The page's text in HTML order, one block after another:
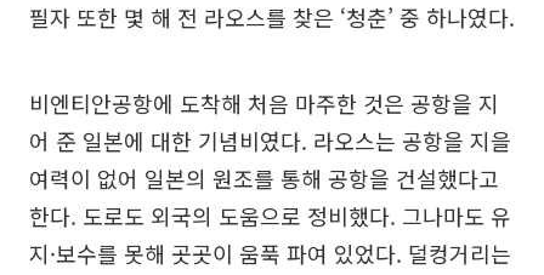
필자 또한 몇 해 전 라오스를 찾은 ‘청춘’ 중 하나였다.
비엔티안공항에 도착해 처음 마주한 것은 공항을 지
어 준 일본에 대한 기념비였다. 라오스는 공항을 지을
여력이 없어 일본의 원조를 통해 공항을 건설했다고
한다. 도로도 외국의 도움으로 정비했다. 그나마도 유
지·보수를 못해 곳곳이 움푹 파여 있었다. 덜컹거리는